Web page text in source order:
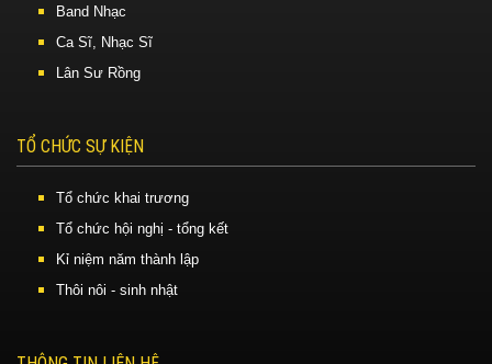
Band Nhạc
Ca Sĩ, Nhạc Sĩ
Lân Sư Rồng
TỔ CHỨC SỰ KIỆN
Tổ chức khai trương
Tổ chức hội nghị - tổng kết
Kỉ niệm năm thành lập
Thôi nôi - sinh nhật